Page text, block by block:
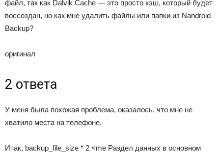
файл, так как Dalvik Cache — это просто кэш, который будет
воссоздан, но как мне удалить файлы или папки из Nandroid
Backup?
оригинал
2 ответа
У меня была похожая проблема, оказалось, что мне не
хватило места на телефоне.
Итак, backup_file_size * 2 <me Раздел данных в основном